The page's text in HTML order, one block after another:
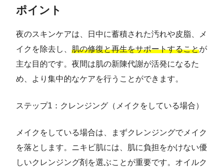
ポイント
夜のスキンケアは、日中に蓄積された汚れや皮脂、メ
イクを除去し、 肌の修復と再生をサポートすることが
主な目的です。夜間は肌の新陳代謝が活発になるた
め、より集中的なケアを行うことができます。
ステップ1：クレンジング（メイクをしている場合）
メイクをしている場合は、まずクレンジングでメイク
を落とします。ニキビ肌には、肌に負担をかけない優
しいクレンジング剤を選ぶことが重要です。オイルク